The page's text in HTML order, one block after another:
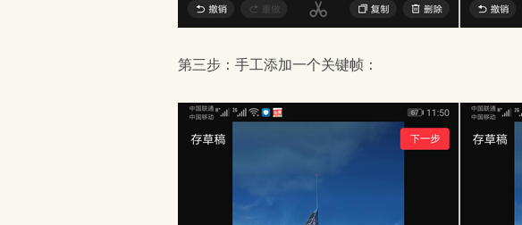
第三步：手工添加一个关键帧：